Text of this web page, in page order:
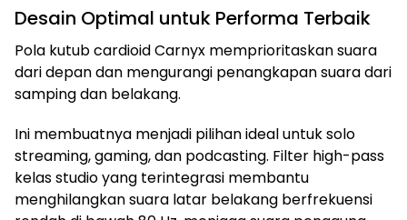
Desain Optimal untuk Performa Terbaik
Pola kutub cardioid Carnyx memprioritaskan suara
dari depan dan mengurangi penangkapan suara dari
samping dan belakang.
Ini membuatnya menjadi pilihan ideal untuk solo
streaming, gaming, dan podcasting. Filter high-pass
kelas studio yang terintegrasi membantu
menghilangkan suara latar belakang berfrekuensi